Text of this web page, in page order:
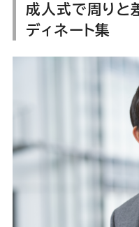
成人式で周りと
ディネート集